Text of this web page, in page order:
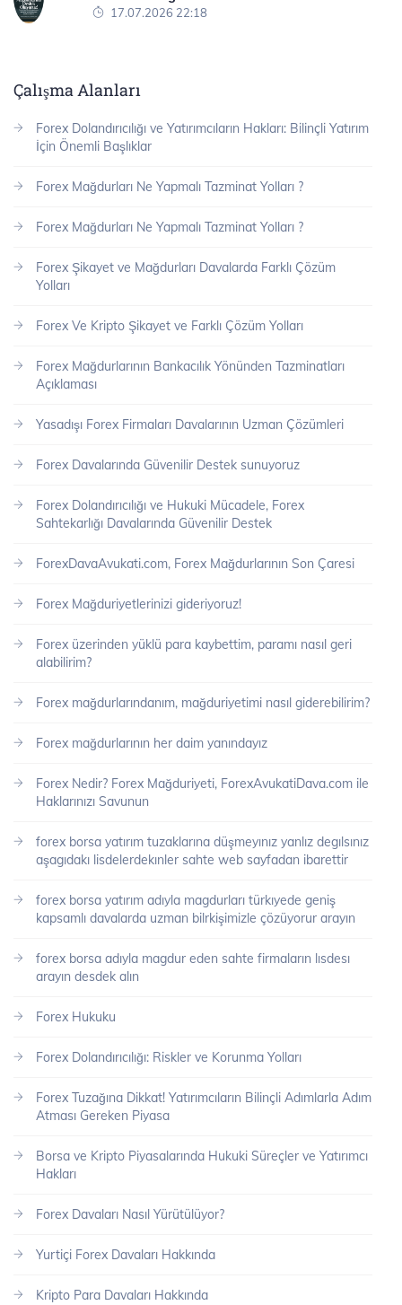
17.07.2026 22:18
Çalışma Alanları
Forex Dolandırıcılığı ve Yatırımcıların Hakları: Bilinçli Yatırım
İçin Önemli Başlıklar
Forex Mağdurları Ne Yapmalı Tazminat Yolları ?
Forex Mağdurları Ne Yapmalı Tazminat Yolları ?
Forex Şikayet ve Mağdurları Davalarda Farklı Çözüm
Yolları
Forex Ve Kripto Şikayet ve Farklı Çözüm Yolları
Forex Mağdurlarının Bankacılık Yönünden Tazminatları
Açıklaması
Yasadışı Forex Firmaları Davalarının Uzman Çözümleri
Forex Davalarında Güvenilir Destek sunuyoruz
Forex Dolandırıcılığı ve Hukuki Mücadele, Forex
Sahtekarlığı Davalarında Güvenilir Destek
ForexDavaAvukati.com, Forex Mağdurlarının Son Çaresi
Forex Mağduriyetlerinizi gideriyoruz!
Forex üzerinden yüklü para kaybettim, paramı nasıl geri
alabilirim?
Forex mağdurlarındanım, mağduriyetimi nasıl giderebilirim?
Forex mağdurlarının her daim yanındayız
Forex Nedir? Forex Mağduriyeti, ForexAvukatiDava.com ile
Haklarınızı Savunun
forex borsa yatırım tuzaklarına düşmeyınız yanlız degılsınız
aşagıdakı lisdelerdekınler sahte web sayfadan ibarettir
forex borsa yatırım adıyla magdurları türkıyede geniş
kapsamlı davalarda uzman bilrkişimizle çözüyorur arayın
forex borsa adıyla magdur eden sahte firmaların lısdesı
arayın desdek alın
Forex Hukuku
Forex Dolandırıcılığı: Riskler ve Korunma Yolları
Forex Tuzağına Dikkat! Yatırımcıların Bilinçli Adımlarla Adım
Atması Gereken Piyasa
Borsa ve Kripto Piyasalarında Hukuki Süreçler ve Yatırımcı
Hakları
Forex Davaları Nasıl Yürütülüyor?
Yurtiçi Forex Davaları Hakkında
Kripto Para Davaları Hakkında